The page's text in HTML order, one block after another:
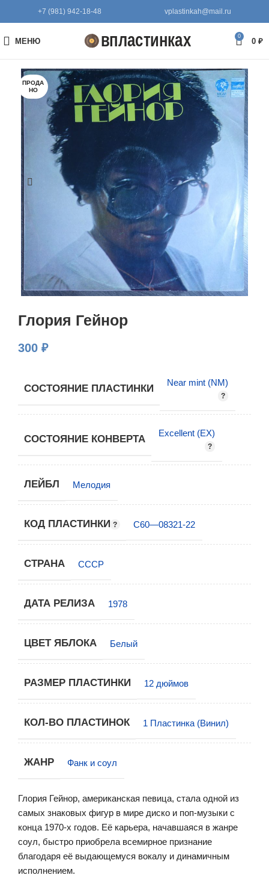
+7 (981) 942-18-48 vplastinkah@mail.ru
МЕНЮ
0
0 ₽
ПРОДА
НО
Глория Гейнор
300 ₽
СОСТОЯНИЕ ПЛАСТИНКИ
Near mint (NM)
СОСТОЯНИЕ КОНВЕРТА
Excellent (EX)
ЛЕЙБЛ Мелодия
КОД ПЛАСТИНКИ С60—08321-22
СТРАНА СССР
ДАТА РЕЛИЗА 1978
ЦВЕТ ЯБЛОКА Белый
РАЗМЕР ПЛАСТИНКИ 12 дюймов
КОЛ-ВО ПЛАСТИНОК 1 Пластинка (Винил)
ЖАНР Фанк и соул
Глория Гейнор, американская певица, стала одной из
самых знаковых фигур в мире диско и поп-музыки с
конца 1970-х годов. Её карьера, начавшаяся в жанре
соул, быстро приобрела всемирное признание
благодаря её выдающемуся вокалу и динамичным
исполнением.